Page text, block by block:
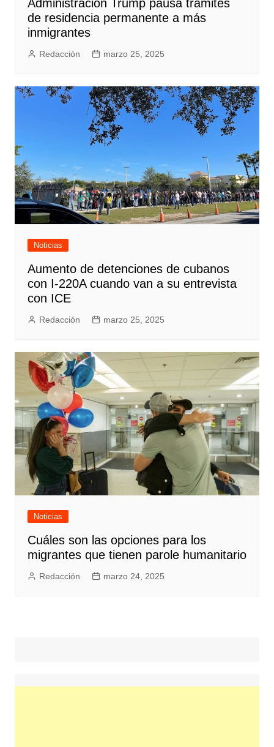
Administración Trump pausa trámites
de residencia permanente a más
inmigrantes
Redacción marzo 25, 2025
Noticias
Aumento de detenciones de cubanos
con I-220A cuando van a su entrevista
con ICE
Redacción marzo 25, 2025
Noticias
Cuáles son las opciones para los
migrantes que tienen parole humanitario
Redacción marzo 24, 2025